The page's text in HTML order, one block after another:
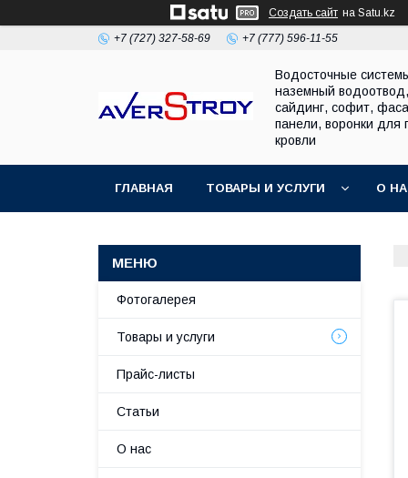
Создать сайт на Satu.kz
+7 (727) 327-58-69 +7 (777) 596-11-55
Водосточные
наземный водоотвод,
сайдинг, софит,
панели, воронки для
кровли
ГЛАВНАЯ ТОВАРЫ И УСЛУГИ О
Фотогалерея
Товары и услуги
Прайс-листы
Статьи
О нас